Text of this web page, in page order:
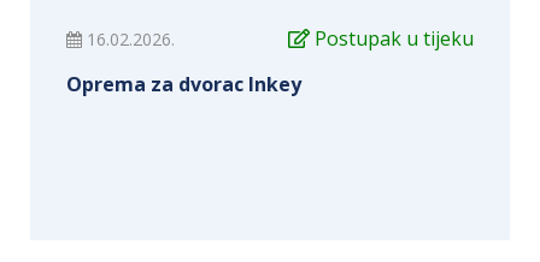
16.02.2026.
Postupak u tijeku
Oprema za dvorac Inkey